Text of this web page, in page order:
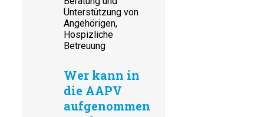
Unterstützung von
Angehörigen,
Hospizliche
Betreuung
Wer kann in
die AAPV
aufgenommen